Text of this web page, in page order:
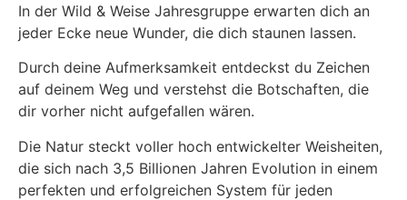
In der Wild & Weise Jahresgruppe erwarten dich an
jeder Ecke neue Wunder, die dich staunen lassen.
Durch deine Aufmerksamkeit entdeckst du Zeichen
auf deinem Weg und verstehst die Botschaften, die
dir vorher nicht aufgefallen wären.
Die Natur steckt voller hoch entwickelter Weisheiten,
die sich nach 3,5 Billionen Jahren Evolution in einem
perfekten und erfolgreichen System für jeden